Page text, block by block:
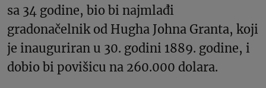
sa 34 godine, bio bi najmlađi
gradonačelnik od Hugha Johna Granta, koji
je inauguriran u 30. godini 1889. godine, i
dobio bi povišicu na 260.000 dolara.